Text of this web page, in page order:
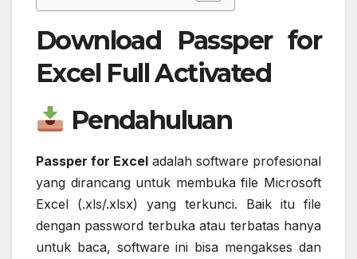
Download Passper for
Excel Full Activated
Pendahuluan
Passper for Excel adalah software profesional
yang dirancang untuk membuka file Microsoft
Excel (.xls/.xlsx) yang terkunci. Baik itu file
dengan password terbuka atau terbatas hanya
untuk baca, software ini bisa mengakses dan